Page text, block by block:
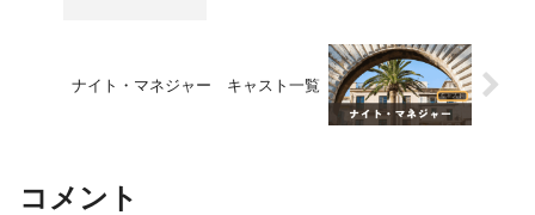
ナイト・マネジャー キャスト一覧
コメント